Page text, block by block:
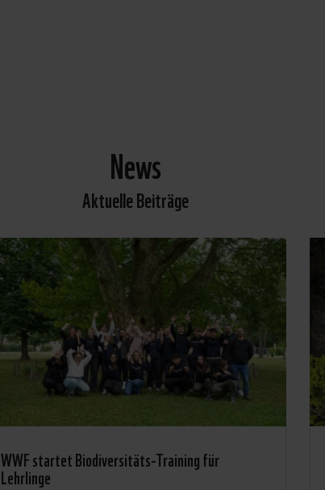
News
Aktuelle Beiträge
WWF startet Biodiversitäts-Training für
Lehrlinge